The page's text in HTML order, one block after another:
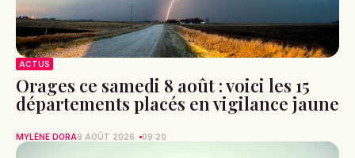
ACTUS
Orages ce samedi 8 août : voici les 15
départements placés en vigilance jaune
MYLÈNE DORA8 AOÛT 2026 09:20